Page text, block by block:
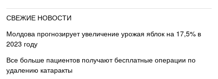
СВЕЖИЕ НОВОСТИ
Молдова прогнозирует увеличение урожая яблок на 17,5% в
2023 году
Все больше пациентов получают бесплатные операции по
удалению катаракты